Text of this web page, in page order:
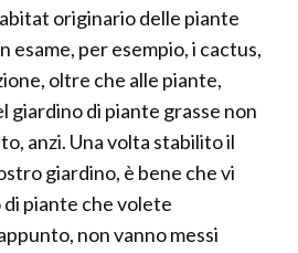
originario delle piante
esame, per esempio, i cactus,
oltre che alle piante,
giardino di piante grasse non
anzi. Una volta stabilito il
giardino, è bene che vi
piante che volete
non vanno messi